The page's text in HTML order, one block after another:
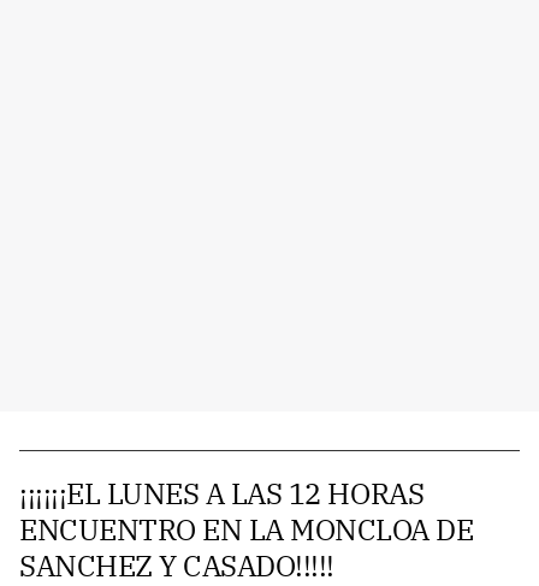
¡¡¡¡¡¡EL LUNES A LAS 12 HORAS
ENCUENTRO EN LA MONCLOA DE
SANCHEZ Y CASADO!!!!!